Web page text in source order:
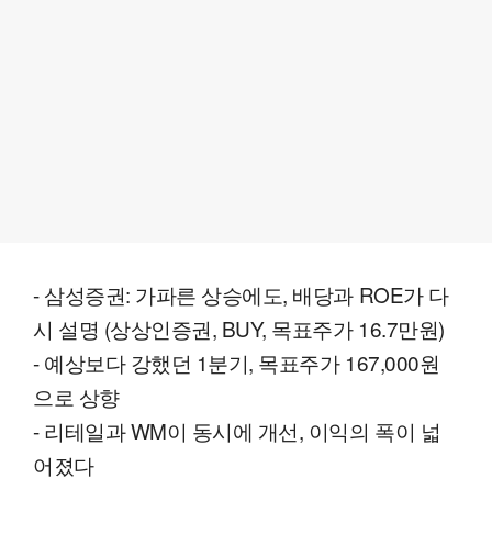
- 삼성증권: 가파른 상승에도, 배당과 ROE가 다
시 설명 (상상인증권, BUY, 목표주가 16.7만원)
- 예상보다 강했던 1분기, 목표주가 167,000원
으로 상향
- 리테일과 WM이 동시에 개선, 이익의 폭이 넓
어졌다